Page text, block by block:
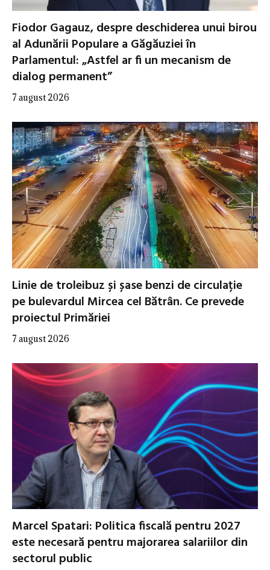
Fiodor Gagauz, despre deschiderea unui birou
al Adunării Populare a Găgăuziei în
Parlamentul: „Astfel ar fi un mecanism de
dialog permanent”
7 august 2026
Linie de troleibuz și șase benzi de circulație
pe bulevardul Mircea cel Bătrân. Ce prevede
proiectul Primăriei
7 august 2026
Marcel Spatari: Politica fiscală pentru 2027
este necesară pentru majorarea salariilor din
sectorul public